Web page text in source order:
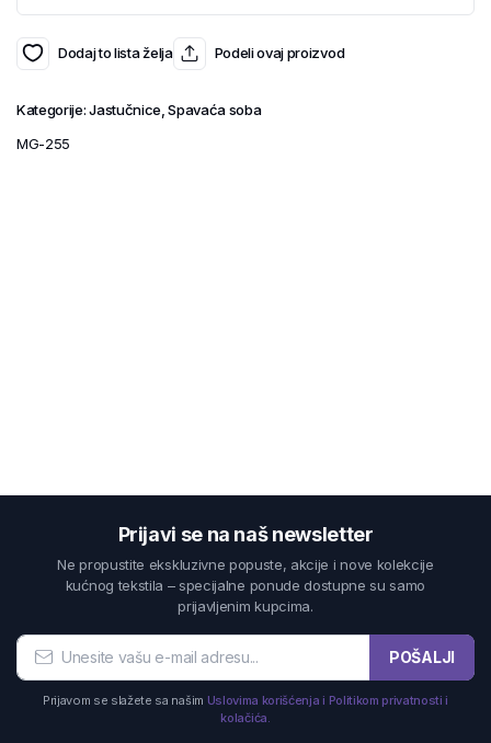
Dodaj to lista želja Podeli ovaj proizvod
Kategorije:Jastučnice ,Spavaća soba
MG-255
Prijavi se na naš newsletter
Ne propustite ekskluzivne popuste, akcije i nove kolekcije
kućnog tekstila – specijalne ponude dostupne su samo
prijavljenim kupcima.
POŠALJI
Prijavom se slažete sa našim Uslovima korišćenja i Politikom privatnosti i
kolačića.